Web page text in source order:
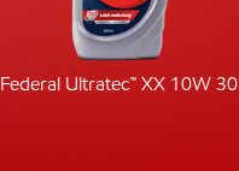
Federal Ultratec™ XX 10W 30